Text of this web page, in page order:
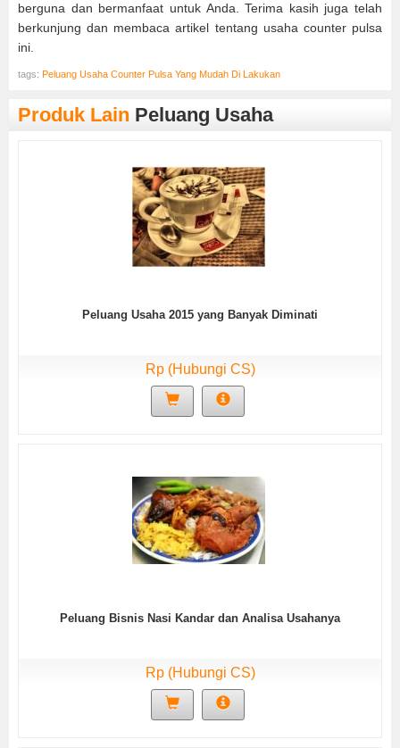
berguna dan bermanfaat untuk Anda. Terima kasih juga telah
berkunjung dan membaca artikel tentang usaha counter pulsa
ini.
tags: Peluang Usaha Counter Pulsa Yang Mudah Di Lakukan
Produk Lain Peluang Usaha
Peluang Usaha 2015 yang Banyak Diminati
Rp (Hubungi CS)
Peluang Bisnis Nasi Kandar dan Analisa Usahanya
Rp (Hubungi CS)